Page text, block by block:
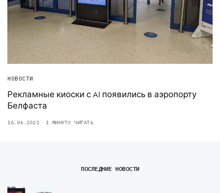
НОВОСТИ
Рекламные киоски с AI появились в аэропорту
Белфаста
16.06.2021 1 МИНУТУ ЧИТАТЬ
ПОСЛЕДНИЕ НОВОСТИ